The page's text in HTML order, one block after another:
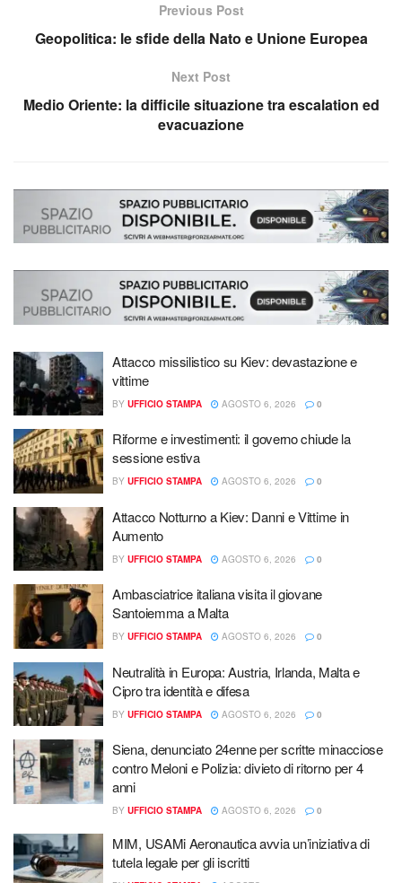
Previous Post
Geopolitica: le sfide della Nato e Unione Europea
Next Post
Medio Oriente: la difficile situazione tra escalation ed
evacuazione
Attacco missilistico su Kiev: devastazione e
vittime
BY UFFICIO STAMPA AGOSTO 6, 2026 0
Riforme e investimenti: il governo chiude la
sessione estiva
BY UFFICIO STAMPA AGOSTO 6, 2026 0
Attacco Notturno a Kiev: Danni e Vittime in
Aumento
BY UFFICIO STAMPA AGOSTO 6, 2026 0
Ambasciatrice italiana visita il giovane
Santoiemma a Malta
BY UFFICIO STAMPA AGOSTO 6, 2026 0
Neutralità in Europa: Austria, Irlanda, Malta e
Cipro tra identità e difesa
BY UFFICIO STAMPA AGOSTO 6, 2026 0
Siena, denunciato 24enne per scritte minacciose
contro Meloni e Polizia: divieto di ritorno per 4
anni
BY UFFICIO STAMPA AGOSTO 6, 2026 0
MIM, USAMi Aeronautica avvia un’iniziativa di
tutela legale per gli iscritti